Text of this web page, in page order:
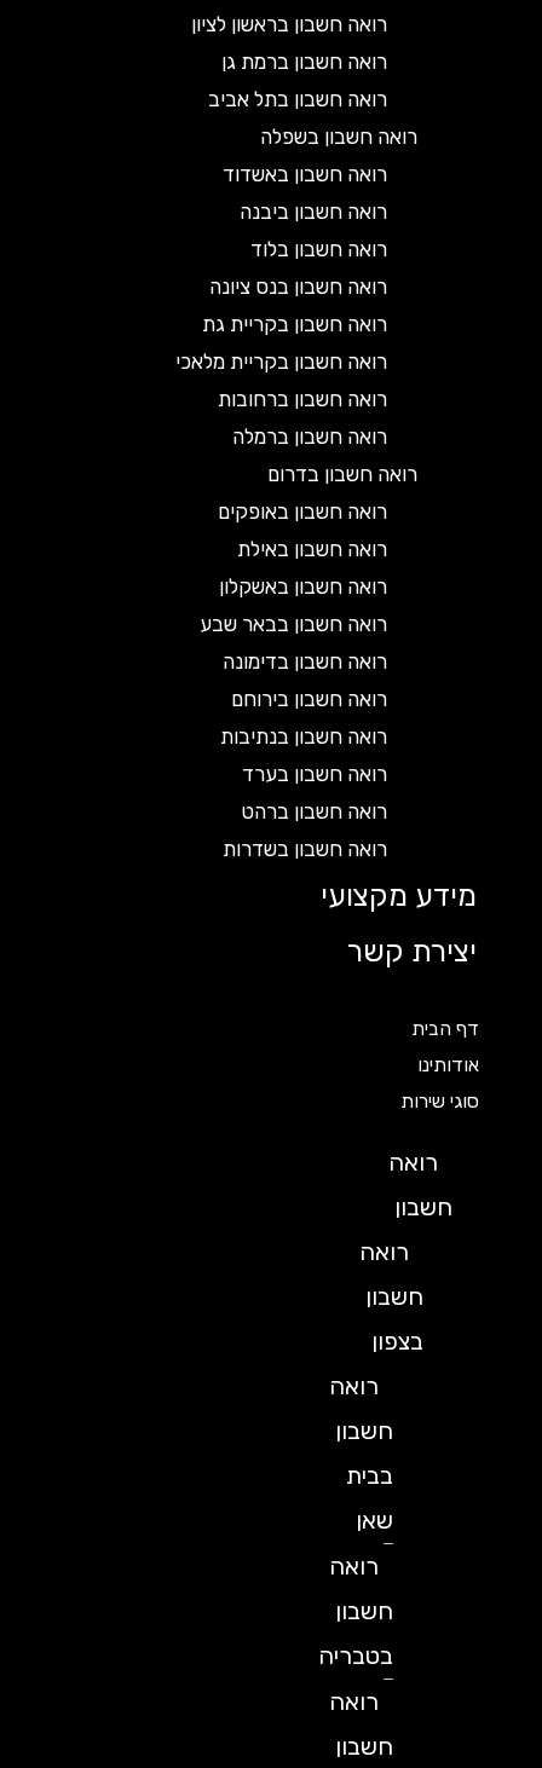
רואה חשבון בראשון לציון
רואה חשבון ברמת גן
רואה חשבון בתל אביב
רואה חשבון בשפלה
רואה חשבון באשדוד
רואה חשבון ביבנה
רואה חשבון בלוד
רואה חשבון בנס ציונה
רואה חשבון בקריית גת
רואה חשבון בקריית מלאכי
רואה חשבון ברחובות
רואה חשבון ברמלה
רואה חשבון בדרום
רואה חשבון באופקים
רואה חשבון באילת
רואה חשבון באשקלון
רואה חשבון בבאר שבע
רואה חשבון בדימונה
רואה חשבון בירוחם
רואה חשבון בנתיבות
רואה חשבון בערד
רואה חשבון ברהט
רואה חשבון בשדרות
מידע מקצועי
יצירת קשר
דף הבית
אודותינו
סוגי שירות
רואה
חשבון
רואה
חשבון
בצפון
רואה
חשבון
בבית
רואה
חשבון
בטבריה
רואה
חשבון